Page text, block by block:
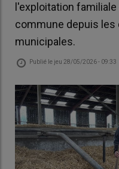
l'exploitation
commune depuis
municipales.
Publié le jeu 28/05/2026 - 09:33